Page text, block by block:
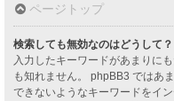
ページトップ
検索しても無効なのはどうして？
入力したキーワードがあまりに
も知れません。 phpBB3 ではあ
できないようなキーワードをイ